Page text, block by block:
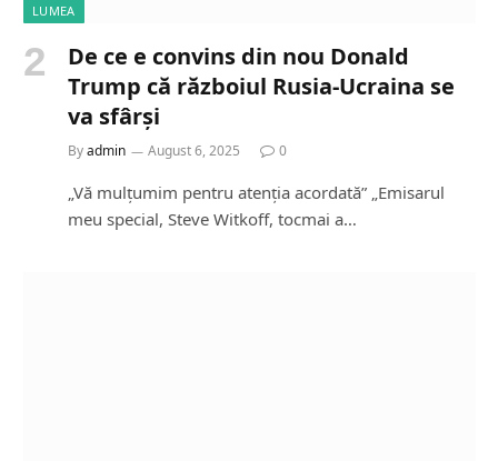
LUMEA
De ce e convins din nou Donald
Trump că războiul Rusia-Ucraina se
va sfârși
Byadmin August 6, 2025 0
„Vă mulțumim pentru atenția acordată” „Emisarul
meu special, Steve Witkoff, tocmai a…